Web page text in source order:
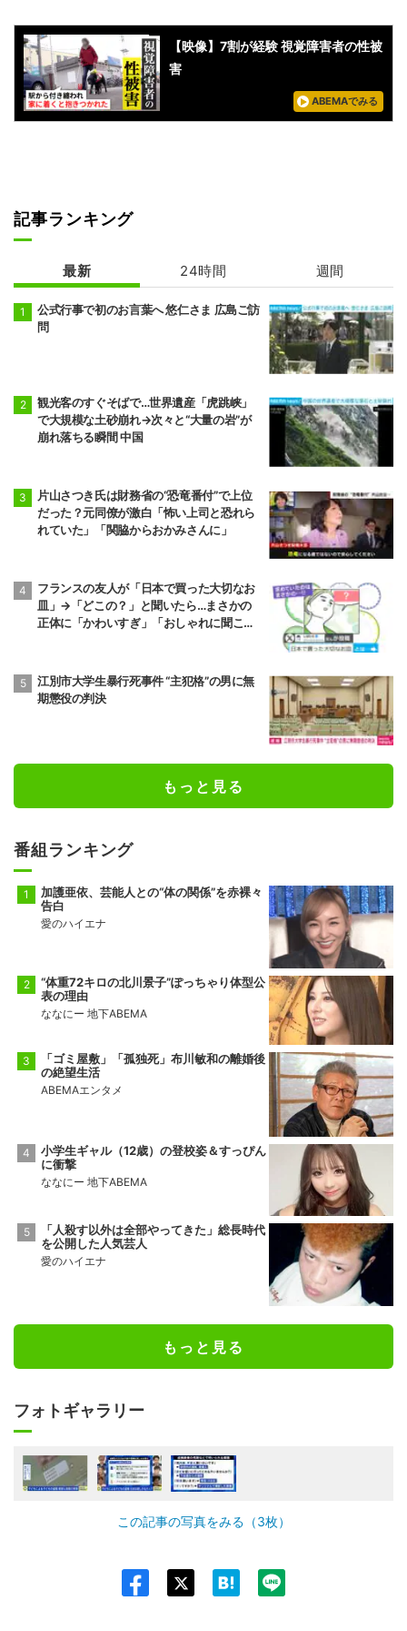
【映像】7割が経験 視覚障害者の性被
害
ABEMAでみる
記事ランキング
最新 24時間 週間
公式行事で初のお言葉へ 悠仁さま 広島ご訪
問
観光客のすぐそばで…世界遺産「虎跳峡」
で大規模な土砂崩れ→次々と“大量の岩”が
崩れ落ちる瞬間 中国
片山さつき氏は財務省の“恐竜番付”で上位
だった？元同僚が激白「怖い上司と恐れら
れていた」「関脇からおかみさんに」
フランスの友人が「日本で買った大切なお
皿」→「どこの？」と聞いたら…まさかの
正体に「かわいすぎ」「おしゃれに聞こえ
江別市大学生暴行死事件 “主犯格”の男に無
期懲役の判決
もっと見る
番組ランキング
加護亜依、芸能人との“体の関係”を赤裸々
告白
愛のハイエナ
“体重72キロの北川景子”ぽっちゃり体型公
表の理由
ななにー 地下ABEMA
「ゴミ屋敷」「孤独死」布川敏和の離婚後
の絶望生活
ABEMAエンタメ
小学生ギャル（12歳）の登校姿＆すっぴん
に衝撃
ななにー 地下ABEMA
「人殺す以外は全部やってきた」総長時代
を公開した人気芸人
愛のハイエナ
もっと見る
フォトギャラリー
この記事の写真をみる（3枚）